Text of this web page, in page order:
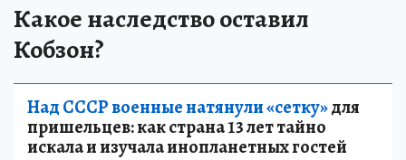
Какое наследство оставил
Кобзон?
Над СССР военные натянули «сетку»для
пришельцев: как страна 13 лет тайно
искала и изучала инопланетных гостей